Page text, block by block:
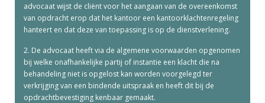
advocaat wijst de cliënt voor het aangaan van de overeenkomst
van opdracht erop dat het kantoor een kantoorklachtenregeling
hanteert en dat deze van toepassing is op de dienstverlening.
2. De advocaat heeft via de algemene voorwaarden opgenomen
bij welke onafhankelijke partij of instantie een klacht die na
behandeling niet is opgelost kan worden voorgelegd ter
verkrijging van een bindende uitspraak en heeft dit bij de
opdrachtbevestiging kenbaar gemaakt.